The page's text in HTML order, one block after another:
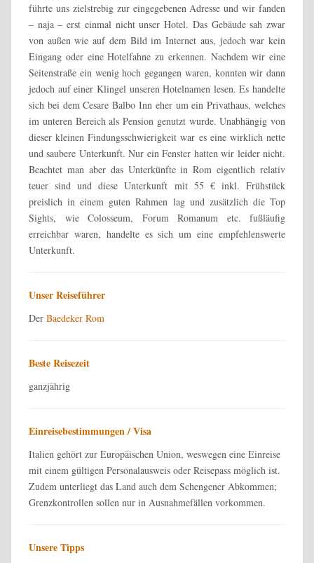
führte uns zielstrebig zur eingegebenen Adresse und wir fanden
– naja – erst einmal nicht unser Hotel. Das Gebäude sah zwar
von außen wie auf dem Bild im Internet aus, jedoch war kein
Eingang oder eine Hotelfahne zu erkennen. Nachdem wir eine
Seitenstraße ein wenig hoch gegangen waren, konnten wir dann
jedoch auf einer Klingel unseren Hotelnamen lesen. Es handelte
sich bei dem Cesare Balbo Inn eher um ein Privathaus, welches
im unteren Bereich als Pension genutzt wurde. Unabhängig von
dieser kleinen Findungsschwierigkeit war es eine wirklich nette
und saubere Unterkunft. Nur ein Fenster hatten wir leider nicht.
Beachtet man aber das Unterkünfte in Rom eigentlich relativ
teuer sind und diese Unterkunft mit 55 € inkl. Frühstück
preislich in einem guten Rahmen lag und zusätzlich die Top
Sights, wie Colosseum, Forum Romanum etc. fußläufig
erreichbar waren, handelte es sich um eine empfehlenswerte
Unterkunft.
Unser Reiseführer
Der Baedeker Rom
Beste Reisezeit
ganzjährig
Einreisebestimmungen / Visa
Italien gehört zur Europäischen Union, weswegen eine Einreise
mit einem gültigen Personalausweis oder Reisepass möglich ist.
Zudem unterliegt das Land auch dem Schengener Abkommen;
Grenzkontrollen sollen nur in Ausnahmefällen vorkommen.
Unsere Tipps